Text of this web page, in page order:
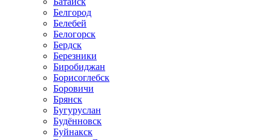
Белгород
Белебей
Белогорск
Бердск
Березники
Биробиджан
Борисоглебск
Боровичи
Брянск
Бугуруслан
Будённовск
Буйнакск